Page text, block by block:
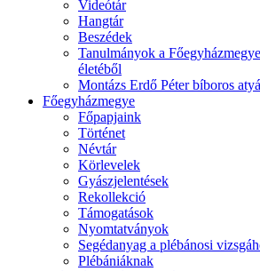
Videótár
Hangtár
Beszédek
Tanulmányok a
életéből
Montázs Erdő Péter bíboros
Főegyházmegye
Főpapjaink
Történet
Névtár
Körlevelek
Gyászjelentések
Rekollekció
Támogatások
Nyomtatványok
Segédanyag a plébánosi
Plébániáknak